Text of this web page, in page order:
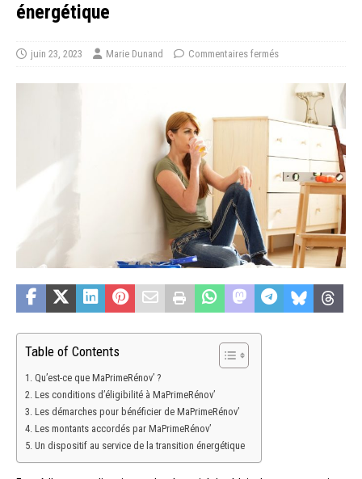
énergétique
juin 23, 2023 Marie Dunand Commentaires fermés
Table of Contents
Qu’est-ce que MaPrimeRénov’ ?
Les conditions d’éligibilité à MaPrimeRénov’
Les démarches pour bénéficier de MaPrimeRénov’
Les montants accordés par MaPrimeRénov’
Un dispositif au service de la transition énergétique